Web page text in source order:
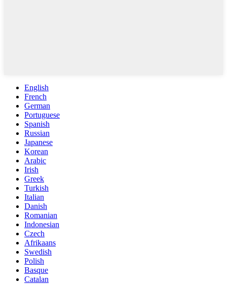
English
French
German
Portuguese
Spanish
Russian
Japanese
Korean
Arabic
Irish
Greek
Turkish
Italian
Danish
Romanian
Indonesian
Czech
Afrikaans
Swedish
Polish
Basque
Catalan